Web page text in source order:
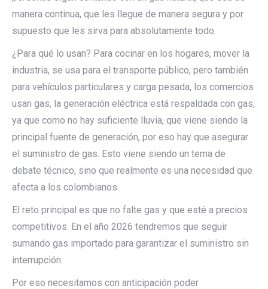
manera continua, que les llegue de manera segura y por
supuesto que les sirva para absolutamente todo.
¿Para qué lo usan? Para cocinar en los hogares, mover la
industria, se usa para el transporte público, pero también
para vehículos particulares y carga pesada, los comercios
usan gas, la generación eléctrica está respaldada con gas,
ya que como no hay suficiente lluvia, que viene siendo la
principal fuente de generación, por eso hay que asegurar
el suministro de gas. Esto viene siendo un tema de
debate técnico, sino que realmente es una necesidad que
afecta a los colombianos.
El reto principal es que no falte gas y que esté a precios
competitivos. En el año 2026 tendremos que seguir
sumando gas importado para garantizar el suministro sin
interrupción.
Por eso necesitamos con anticipación poder